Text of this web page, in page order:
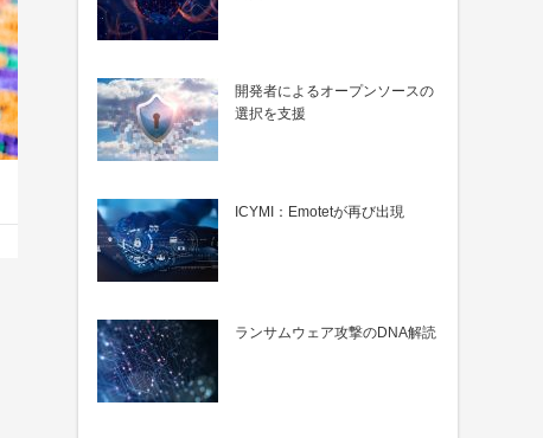
開発者によるオープンソースの
選択を支援
ICYMI：Emotetが再び出現
ランサムウェア攻撃のDNA解読